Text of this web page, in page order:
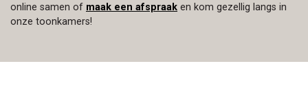
online samen of maak een afspraak en kom gezellig langs in
onze toonkamers!